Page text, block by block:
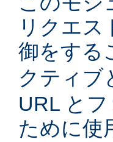
リクエス
御をする
クティブ
URL と
ために使